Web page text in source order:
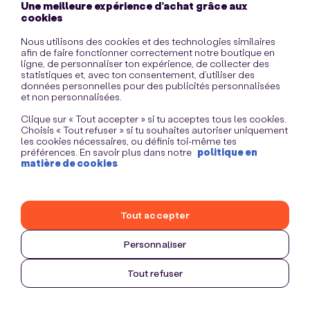
Une meilleure expérience d’achat grâce aux
cookies
Nous utilisons des cookies et des technologies similaires
afin de faire fonctionner correctement notre boutique en
ligne, de personnaliser ton expérience, de collecter des
statistiques et, avec ton consentement, d’utiliser des
données personnelles pour des publicités personnalisées
et non personnalisées.
Clique sur « Tout accepter » si tu acceptes tous les cookies.
Choisis « Tout refuser » si tu souhaites autoriser uniquement
les cookies nécessaires, ou définis toi-même tes
préférences. En savoir plus dans notre politique en
matière de cookies
Personnaliser
Tout refuser
Tout accepter